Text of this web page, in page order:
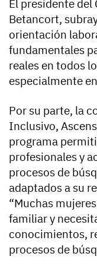
El presidente del
Betancort,
orientación
fundamentales
reales en todos
especialmente
Por su parte, la
Inclusivo,
programa
profesionales y
procesos de
adaptados a su
“Muchas
familiar y
conocimientos,
procesos de